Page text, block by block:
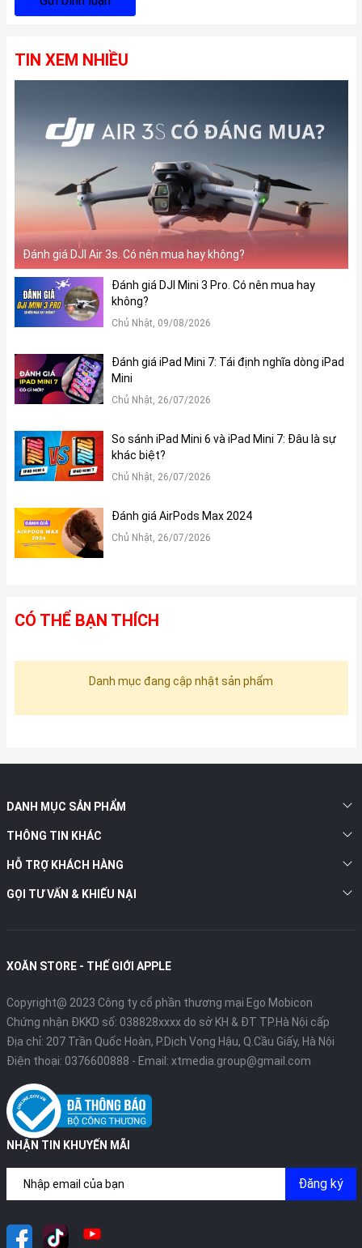
TIN XEM NHIỀU
Đánh giá DJI Air 3s. Có nên mua hay không?
Đánh giá DJI Mini 3 Pro. Có nên mua hay
không?
Chủ Nhật, 09/08/2026
Đánh giá iPad Mini 7: Tái định nghĩa dòng iPad
Mini
Chủ Nhật, 26/07/2026
So sánh iPad Mini 6 và iPad Mini 7: Đâu là sự
khác biệt?
Chủ Nhật, 26/07/2026
Đánh giá AirPods Max 2024
Chủ Nhật, 26/07/2026
CÓ THỂ BẠN THÍCH
Danh mục đang cập nhật sản phẩm
DANH MỤC SẢN PHẨM
THÔNG TIN KHÁC
HỖ TRỢ KHÁCH HÀNG
GỌI TƯ VẤN & KHIẾU NẠI
XOĂN STORE - THẾ GIỚI APPLE
Copyright@ 2023 Công ty cổ phần thương mại Ego Mobicon
Chứng nhận ĐKKD số: 038828xxxx do sở KH & ĐT TP.Hà Nội cấp
Địa chỉ: 207 Trần Quốc Hoàn, P.Dịch Vọng Hậu, Q.Cầu Giấy, Hà Nội
Điện thoại: 0376600888 - Email: xtmedia.group@gmail.com
NHẬN TIN KHUYẾN MÃI
Đăng ký